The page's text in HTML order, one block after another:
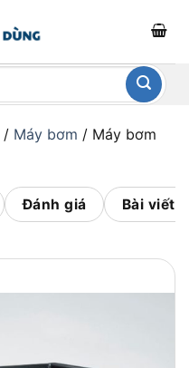
/ Máy bơm / Máy bơm
Đánh giá Bài viết